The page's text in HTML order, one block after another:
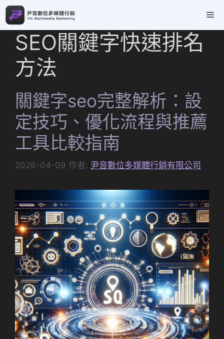
跳
主
SEO關鍵字快速排名
方法
關鍵字seo完整解析：設
定技巧、優化流程與推薦
工具比較指南
2026-04-09 作者: 尹音數位多媒體行銷有限公司